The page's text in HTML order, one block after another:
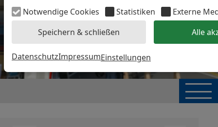
Notwendige Cookies
Statistiken
Externe
Speichern & schließen
Alle
DatenschutzImpressumEinstellungen